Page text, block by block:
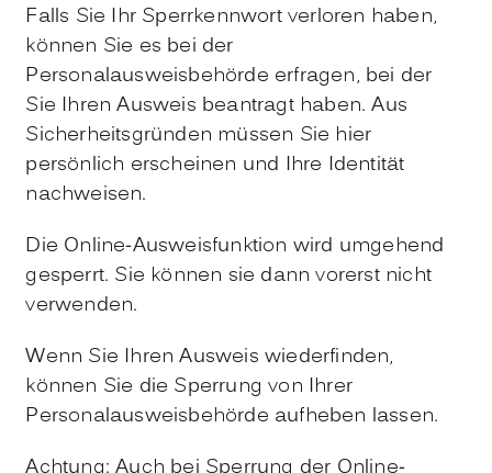
Falls Sie Ihr Sperrkennwort verloren haben,
können Sie es bei der
Personalausweisbehörde erfragen, bei der
Sie Ihren Ausweis beantragt haben. Aus
Sicherheitsgründen müssen Sie hier
persönlich erscheinen und Ihre Identität
nachweisen.
Die Online-Ausweisfunktion wird umgehend
gesperrt. Sie können sie dann vorerst nicht
verwenden.
Wenn Sie Ihren Ausweis wiederfinden,
können Sie die Sperrung von Ihrer
Personalausweisbehörde aufheben lassen.